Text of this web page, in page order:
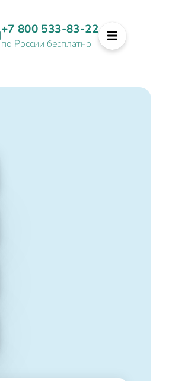
+7 800 533-83-22
по России бесплатно